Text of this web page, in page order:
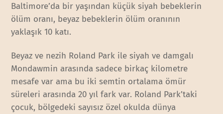
Baltimore’da bir yaşından küçük siyah bebeklerin
ölüm oranı, beyaz bebeklerin ölüm oranının
yaklaşık 10 katı.
Beyaz ve nezih Roland Park ile siyah ve damgalı
Mondawmin arasında sadece birkaç kilometre
mesafe var ama bu iki semtin ortalama ömür
süreleri arasında 20 yıl fark var. Roland Park’taki
çocuk, bölgedeki sayısız özel okulda dünya